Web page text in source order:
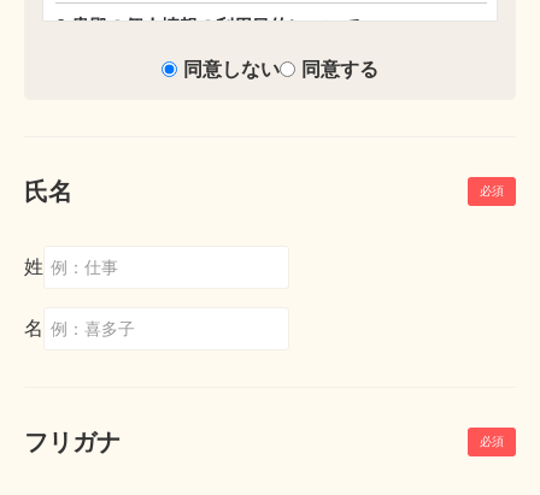
同意しない 同意する
氏名
姓
名
フリガナ